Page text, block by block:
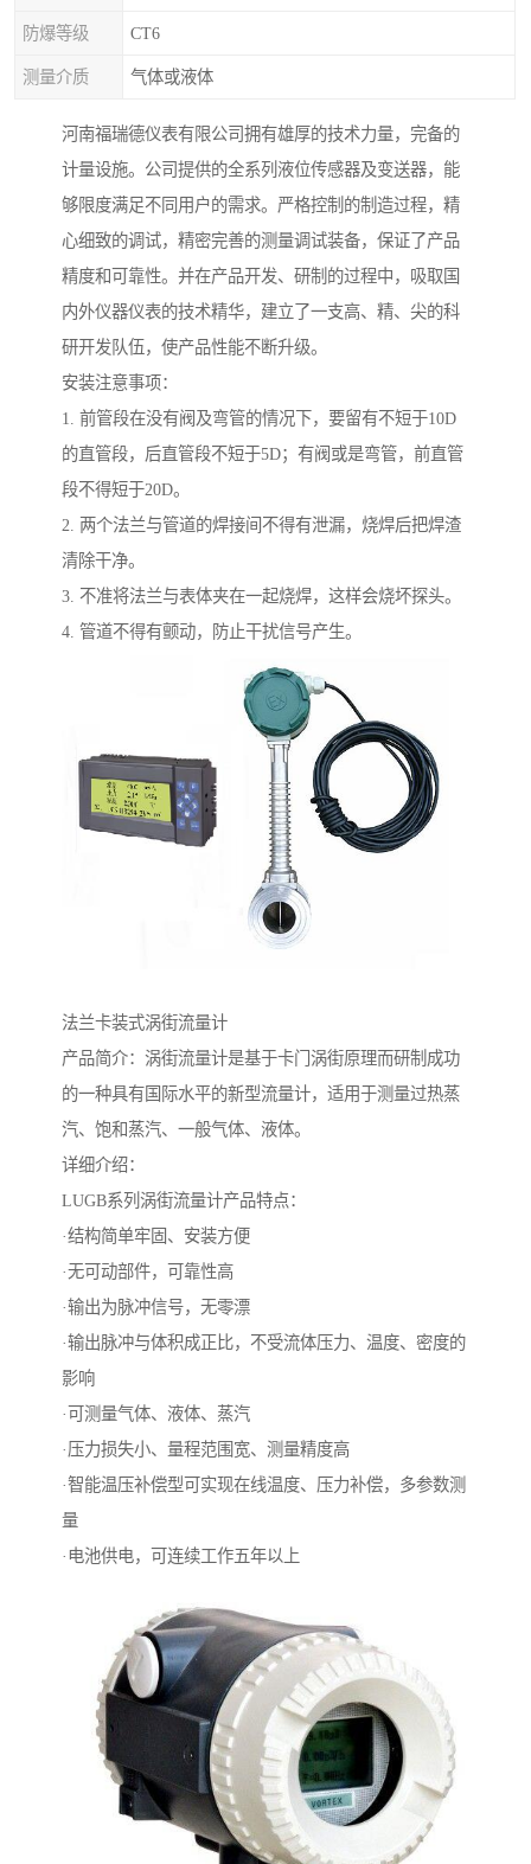
防爆等级 CT6
测量介质 气体或液体
河南福瑞德仪表有限公司拥有雄厚的技术力量，完备的
计量设施。公司提供的全系列液位传感器及变送器，能
够限度满足不同用户的需求。严格控制的制造过程，精
心细致的调试，精密完善的测量调试装备，保证了产品
精度和可靠性。并在产品开发、研制的过程中，吸取国
内外仪器仪表的技术精华，建立了一支高、精、尖的科
研开发队伍，使产品性能不断升级。
安装注意事项：
1. 前管段在没有阀及弯管的情况下，要留有不短于10D
的直管段，后直管段不短于5D；有阀或是弯管，前直管
段不得短于20D。
2. 两个法兰与管道的焊接间不得有泄漏，烧焊后把焊渣
清除干净。
3. 不准将法兰与表体夹在一起烧焊，这样会烧坏探头。
4. 管道不得有颤动，防止干扰信号产生。
法兰卡装式涡街流量计
产品简介：涡街流量计是基于卡门涡街原理而研制成功
的一种具有国际水平的新型流量计，适用于测量过热蒸
汽、饱和蒸汽、一般气体、液体。
详细介绍：
LUGB系列涡街流量计产品特点：
·结构简单牢固、安装方便
·无可动部件，可靠性高
·输出为脉冲信号，无零漂
·输出脉冲与体积成正比，不受流体压力、温度、密度的
影响
·可测量气体、液体、蒸汽
·压力损失小、量程范围宽、测量精度高
·智能温压补偿型可实现在线温度、压力补偿，多参数测
量
·电池供电，可连续工作五年以上